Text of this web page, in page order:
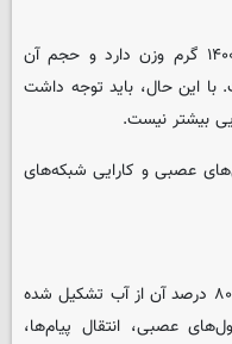
مغز انسان بالغ به‌طور میانگین ۱۲۰۰ تا ۱۴۰۰ گرم وزن دارد و حجم آن
مکعب است. با این حال، باید توجه داشت
بیشتر نیست.
عصبی و کارایی شبکه‌های
مغز بافتی بسیار آبدار دارد و حدود ۷۳ تا ۸۰ درصد آن از آب تشکیل شده
عصبی، انتقال پیام‌ها،